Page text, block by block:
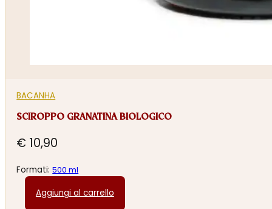
BACANHA
SCIROPPO GRANATINA BIOLOGICO
€ 10,90
Formati:500 ml
Aggiungi al carrello